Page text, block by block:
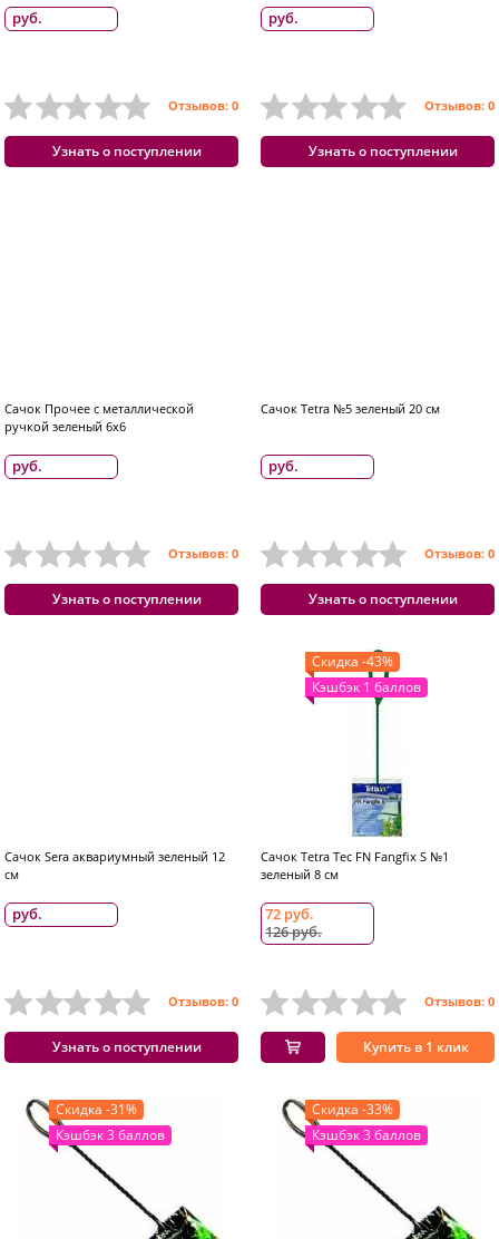
руб.
Отзывов: 0
Узнать о поступлении
руб.
Отзывов: 0
Узнать о поступлении
Сачок Прочее с металлической
ручкой зеленый 6x6
руб.
Отзывов: 0
Узнать о поступлении
Сачок Tetra №5 зеленый 20 см
руб.
Отзывов: 0
Узнать о поступлении
Сачок Sera аквариумный зеленый 12
см
руб.
Отзывов: 0
Узнать о поступлении
Скидка -43%
Кэшбэк 1 баллов
Сачок Tetra Tec FN Fangfix S №1
зеленый 8 см
72 руб.
126 руб.
Отзывов: 0
Купить в 1 клик
Скидка -31%
Кэшбэк 3 баллов
Скидка -33%
Кэшбэк 3 баллов